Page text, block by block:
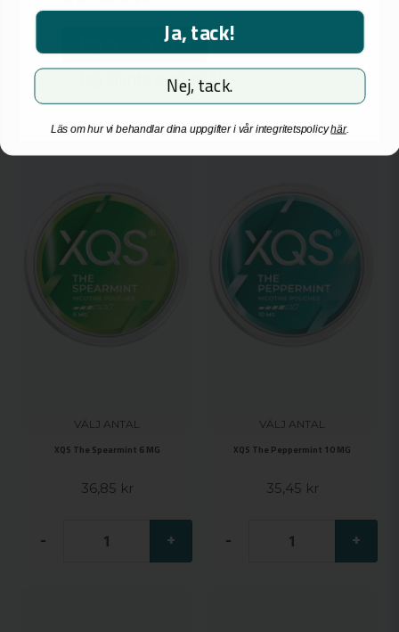
- + - +
VÄLJ ANTAL
XQS The Spearmint 6 MG
36,85 kr
- +
NYHET
VÄLJ ANTAL
XQS The Peppermint 10 MG
35,45 kr
- +
NYHET
Jag är över 18 år
Jag är inte över 18 år
Ja, tack!
Nej, tack.
Läs om hur vi behandlar dina uppgifter i vår integritetspolicyhär.